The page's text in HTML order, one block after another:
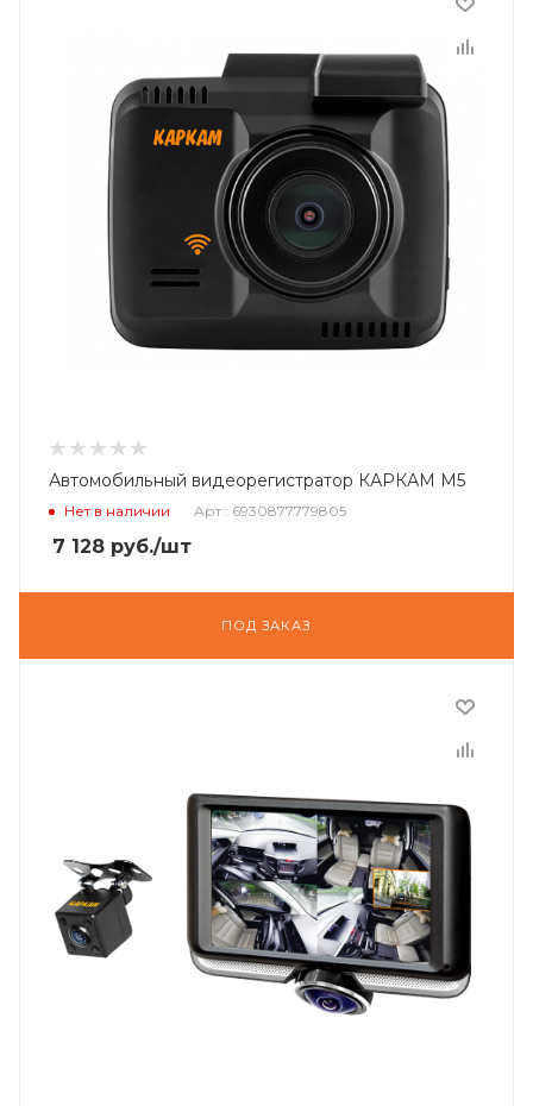
Автомобильный видеорегистратор КАРКАМ М5
Нет в наличии Арт.: 6930877779805
7 128 руб./шт
ПОД ЗАКАЗ